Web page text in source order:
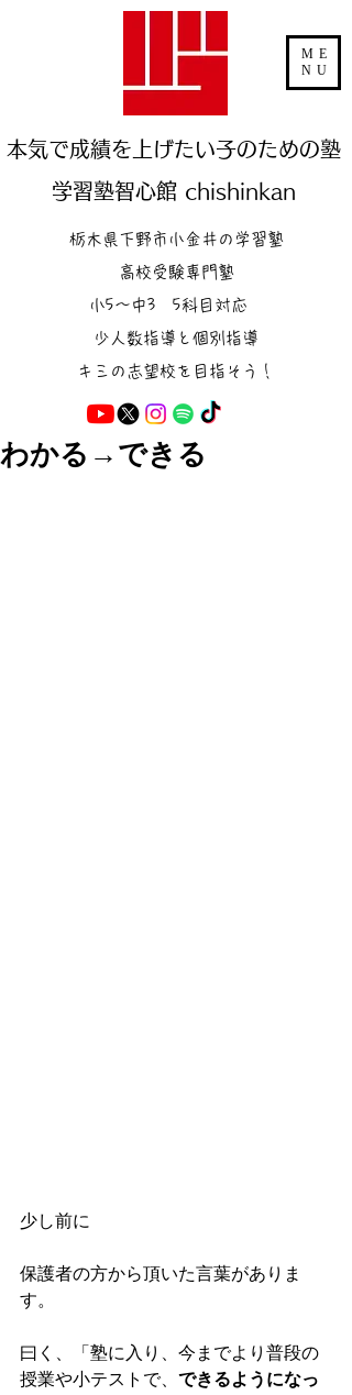
本気で成績を上げたい子のための塾
学習塾智心館 chishinkan
ME
NU
栃木県下野市小金井の学習塾
高校受験専門塾
小5～中3 5科目対応
少人数指導と個別指導
キミの志望校を目指そう！
わかる→できる
少し前に
保護者の方から頂いた言葉がありま
す。
曰く、「塾に入り、今までより普段の
授業や小テストで、 できるようになっ